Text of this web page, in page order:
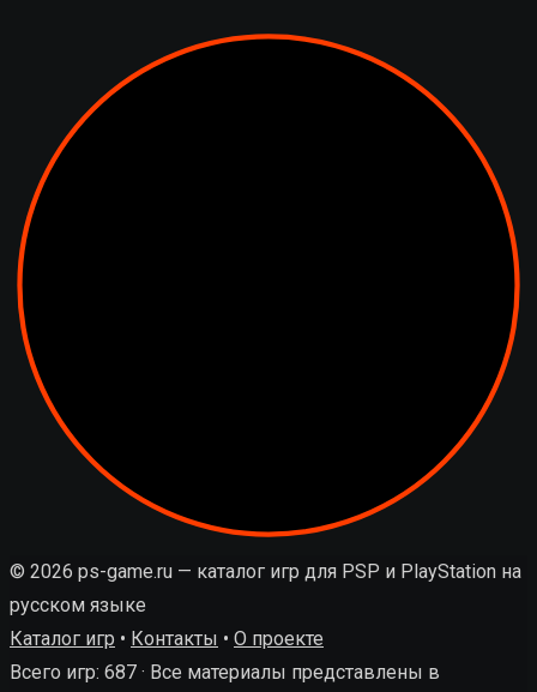
© 2026 ps-game.ru — каталог игр для PSP и PlayStation на
русском языке
Каталог игр • Контакты • О проекте
Всего игр: 687 · Все материалы представлены в